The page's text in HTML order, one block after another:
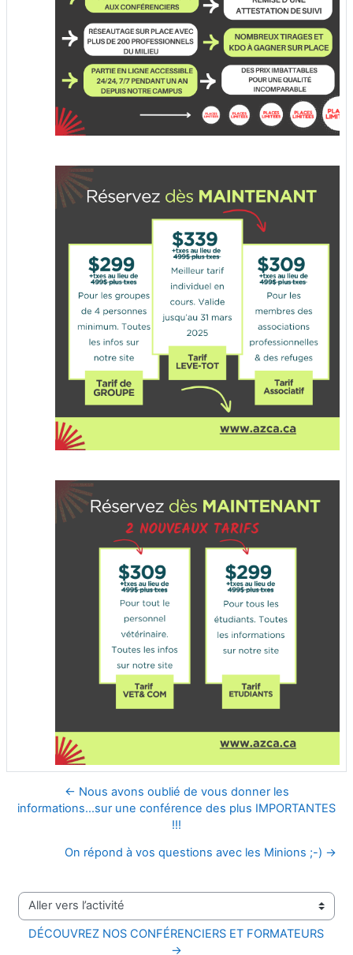
← Nous avons oublié de vous donner les
informations...sur une conférence des plus IMPORTANTES
!!!
On répond à vos questions avec les Minions ;-) →
Aller vers l’activité
DÉCOUVREZ NOS CONFÉRENCIERS ET FORMATEURS
→